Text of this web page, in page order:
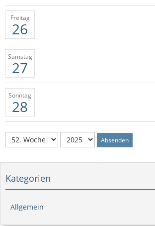
Freitag
26
Samstag
27
Sonntag
28
Absenden
Kategorien
Allgemein